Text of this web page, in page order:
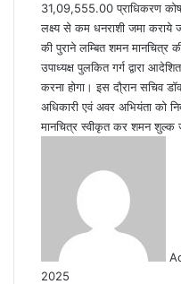
31,09,555.00 प्राधिकरण कोष में
लक्ष्य से कम धनराशी जमा कराये
की पुराने लम्बित शमन मानचित्र
उपाध्यक्ष पुलकित गर्ग द्वारा
करना होगा। इस दौ्रान सचिव
अधिकारी एवं अवर अभियंता को
मानचित्र स्वीकृत कर शमन शुल्क
2025